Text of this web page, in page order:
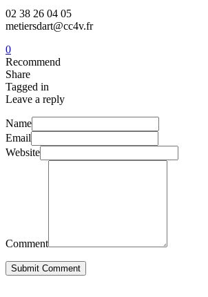
02 38 26 04 05
metiersdart@cc4v.fr
0
Recommend
Share
Tagged in
Leave a reply
Name
Email
Website
Comment
Submit Comment